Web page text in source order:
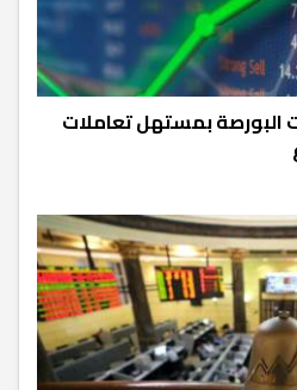
بمستهل تعاملات